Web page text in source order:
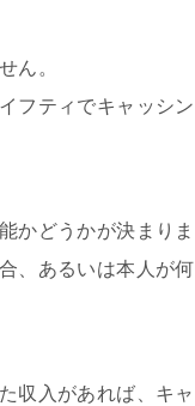
ん。
フティでキャッシン
かどうかが決まりま
、あるいは本人が何
収入があれば、キャ